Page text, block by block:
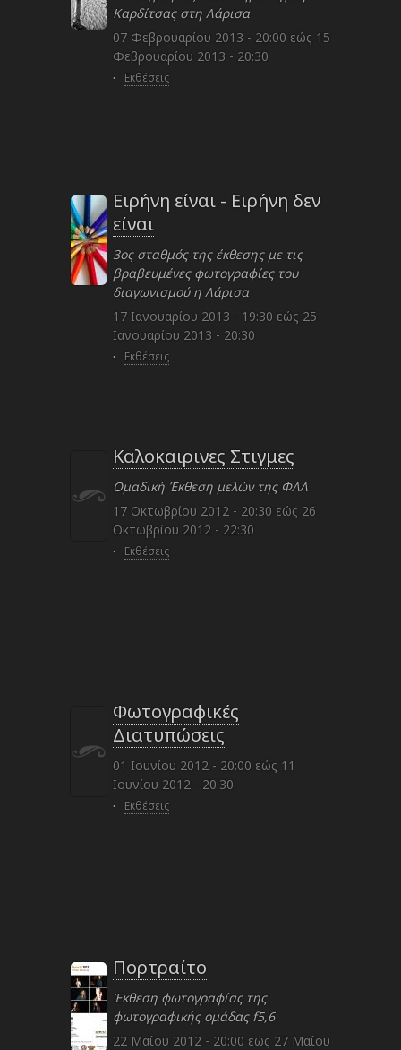
Καρδίτσας στη Λάρισα
07 Φεβρουαρίου 2013 - 20:00 εώς 15
Φεβρουαρίου 2013 - 20:30
· Εκθέσεις
Ειρήνη είναι - Ειρήνη δεν
είναι
3ος σταθμός της έκθεσης με τις
βραβευμένες φωτογραφίες του
διαγωνισμού η Λάρισα
17 Ιανουαρίου 2013 - 19:30 εώς 25
Ιανουαρίου 2013 - 20:30
· Εκθέσεις
Καλοκαιρινες Στιγμες
Ομαδική Έκθεση μελών της ΦΛΛ
17 Οκτωβρίου 2012 - 20:30 εώς 26
Οκτωβρίου 2012 - 22:30
· Εκθέσεις
Φωτογραφικές
Διατυπώσεις
01 Ιουνίου 2012 - 20:00 εώς 11
Ιουνίου 2012 - 20:30
· Εκθέσεις
Πορτραίτο
Έκθεση φωτογραφίας της
φωτογραφικής ομάδας f5,6
22 Μαΐου 2012 - 20:00 εώς 27 Μαΐου